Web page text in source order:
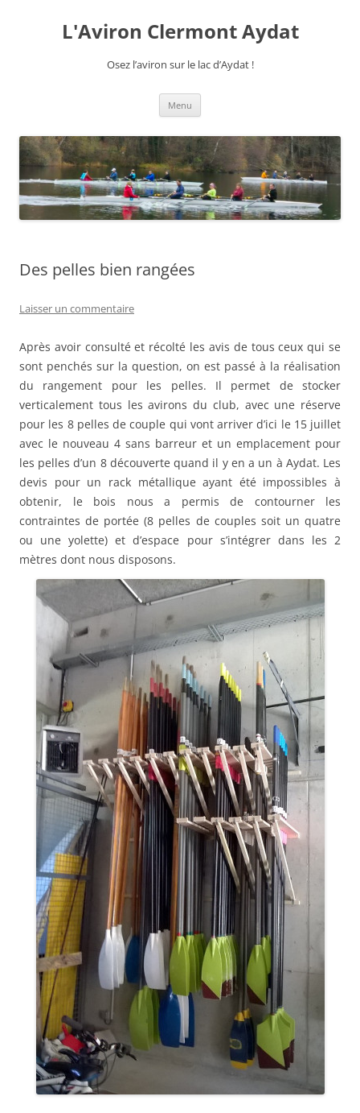
L'Aviron Clermont Aydat
Osez l’aviron sur le lac d’Aydat !
Menu
Des pelles bien rangées
Laisser un commentaire
Après avoir consulté et récolté les avis de tous ceux qui se
sont penchés sur la question, on est passé à la réalisation
du rangement pour les pelles. Il permet de stocker
verticalement tous les avirons du club, avec une réserve
pour les 8 pelles de couple qui vont arriver d’ici le 15 juillet
avec le nouveau 4 sans barreur et un emplacement pour
les pelles d’un 8 découverte quand il y en a un à Aydat. Les
devis pour un rack métallique ayant été impossibles à
obtenir, le bois nous a permis de contourner les
contraintes de portée (8 pelles de couples soit un quatre
ou une yolette) et d’espace pour s’intégrer dans les 2
mètres dont nous disposons.